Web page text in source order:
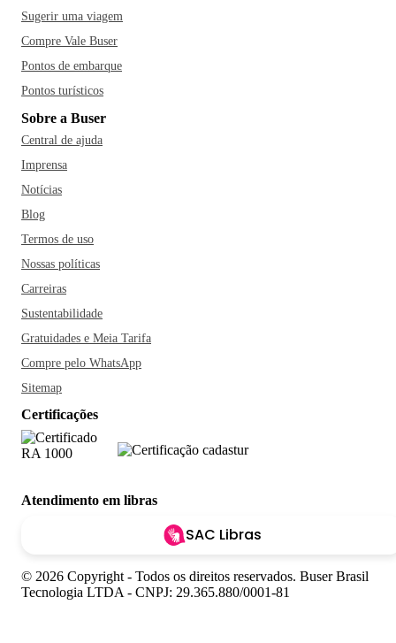
Sugerir uma viagem
Compre Vale Buser
Pontos de embarque
Pontos turísticos
Sobre a Buser
Central de ajuda
Imprensa
Notícias
Blog
Termos de uso
Nossas políticas
Carreiras
Sustentabilidade
Gratuidades e Meia Tarifa
Compre pelo WhatsApp
Sitemap
Certificações
Atendimento em libras
SAC Libras
© 2026 Copyright - Todos os direitos reservados. Buser Brasil
Tecnologia LTDA - CNPJ: 29.365.880/0001-81